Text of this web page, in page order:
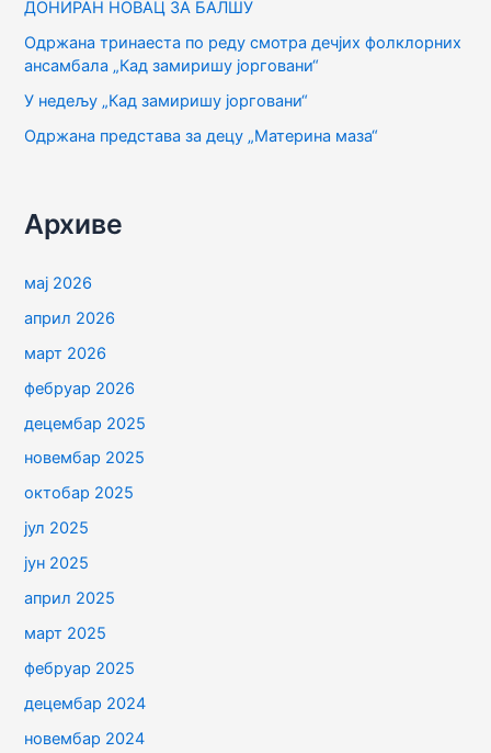
а
з
а
:
ДОНИРАН НОВАЦ ЗА БАЛШУ
Одржана тринаеста по реду смотра дечјих фолклорних
ансамбала „Кад замиришу јорговани“
У недељу „Кад замиришу јорговани“
Одржана представа за децу „Материна маза“
Архиве
мај 2026
април 2026
март 2026
фебруар 2026
децембар 2025
новембар 2025
октобар 2025
јул 2025
јун 2025
април 2025
март 2025
фебруар 2025
децембар 2024
новембар 2024